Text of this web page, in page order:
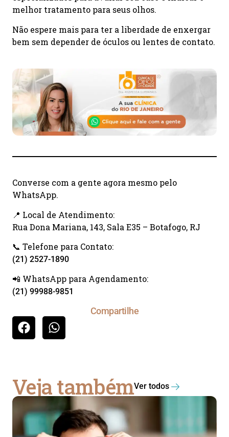
melhor tratamento para seus olhos.
Não espere mais para ter a liberdade de enxergar
bem sem depender de óculos ou lentes de contato.
Converse com a gente agora mesmo pelo
WhatsApp.
📍 Local de Atendimento:
Rua Dona Mariana, 143, Sala E35 – Botafogo, RJ
📞 Telefone para Contato:
(21) 2527-1890
📲 WhatsApp para Agendamento:
(21) 99988-9851
Compartilhe
Veja tambémVer todos